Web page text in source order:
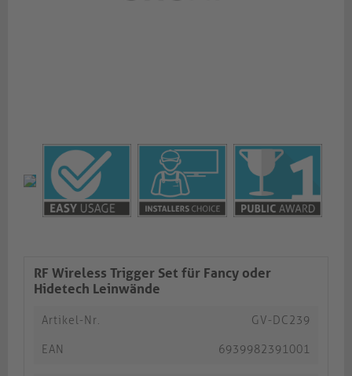
RF Wireless Trigger Set für Fancy oder
Hidetech Leinwände
Artikel-Nr. GV-DC239
EAN 6939982391001